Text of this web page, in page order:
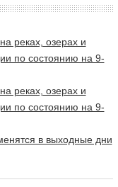
реках, озерах и
по состоянию на 9-
реках, озерах и
по состоянию на 9-
в выходные дни